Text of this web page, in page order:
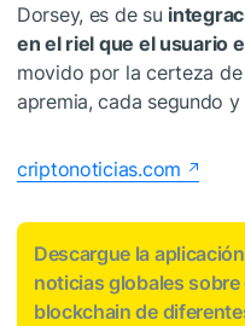
Dorsey, es de su
en el riel que el usuario
movido por la certeza
apremia, cada segundo
criptonoticias.com
Descargue la
noticias globales
blockchain de